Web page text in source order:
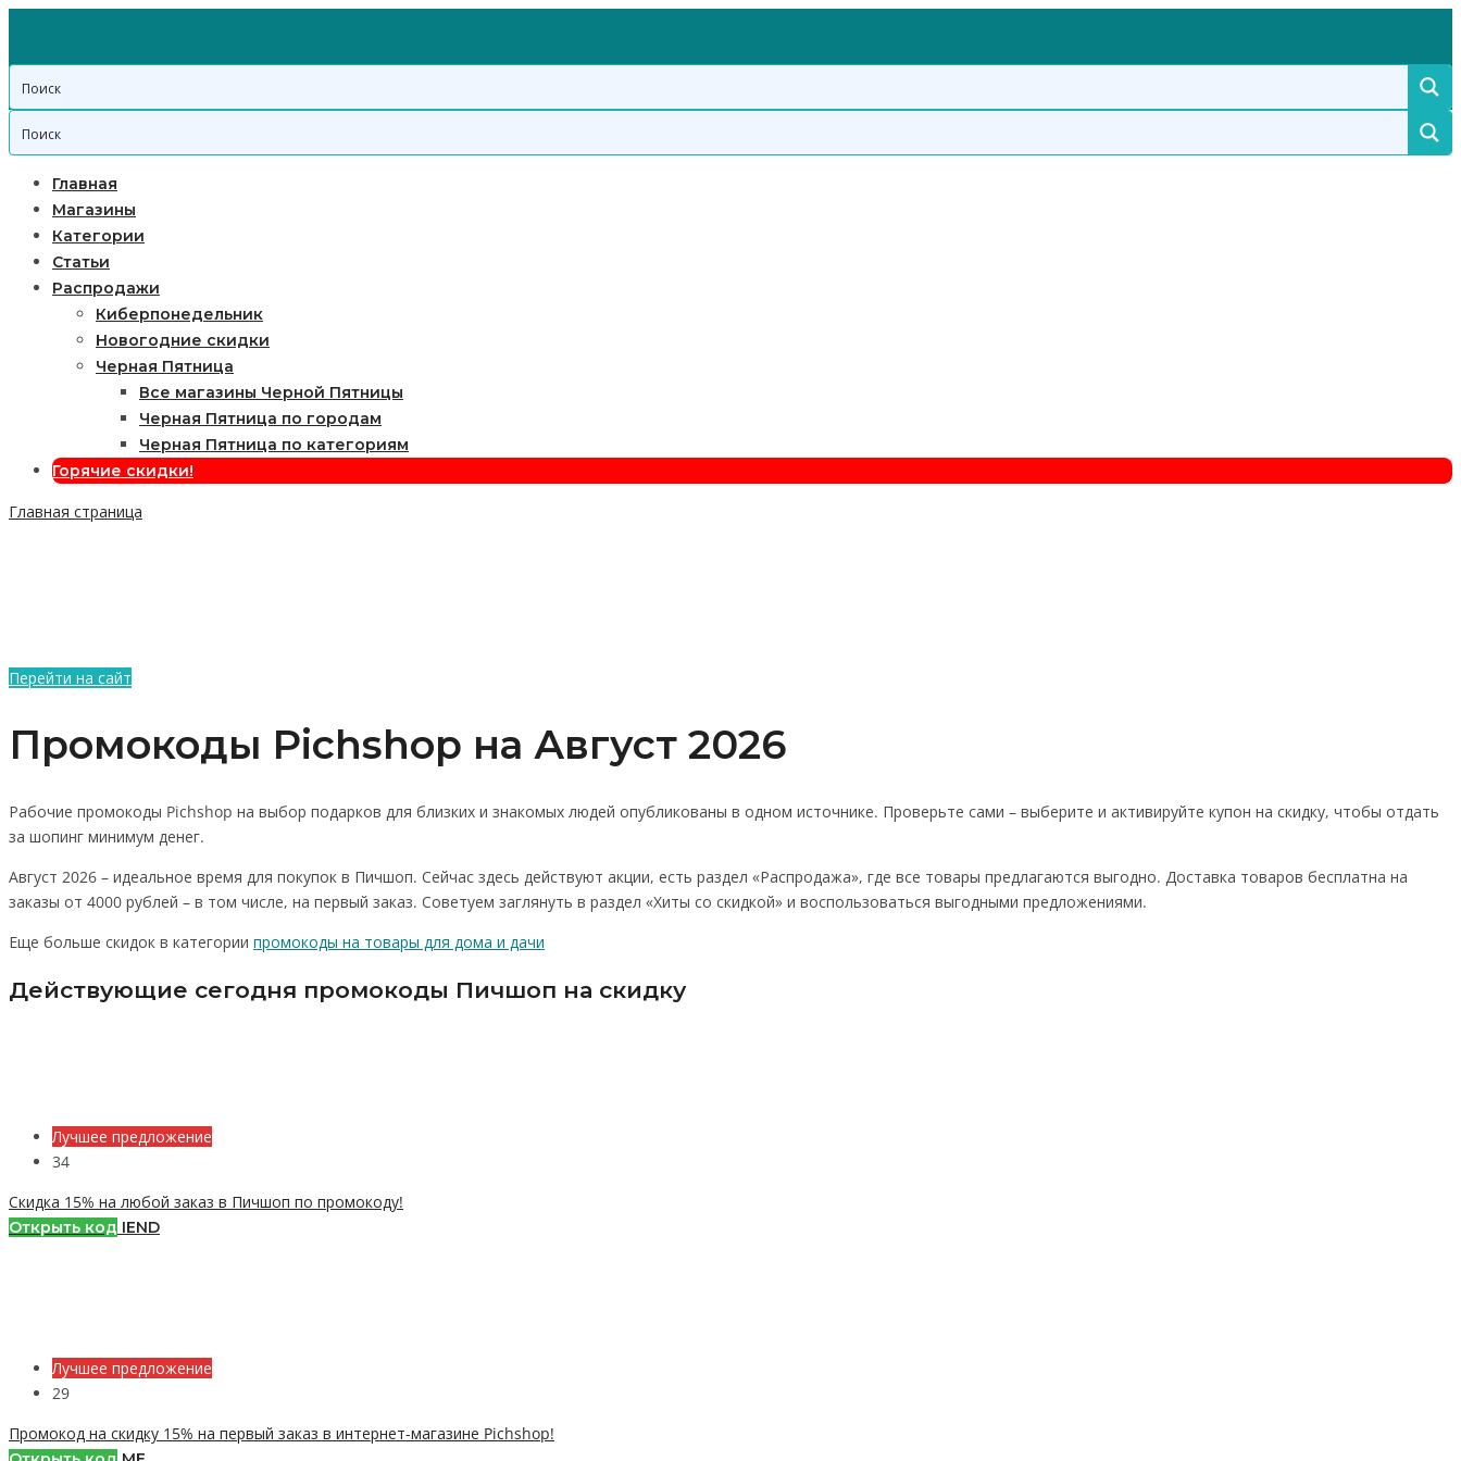
Главная
Магазины
Категории
Статьи
Распродажи
Киберпонедельник
Новогодние скидки
Черная Пятница
Все магазины Черной Пятницы
Черная Пятница по городам
Черная Пятница по категориям
Горячие скидки!
Главная страница
Перейти на сайт
Промокоды Pichshop на Август 2026
Рабочие промокоды Pichshop на выбор подарков для близких и знакомых людей опубликованы в одном источнике. Проверьте сами – выберите и активируйте купон на скидку, чтобы отдать
за шопинг минимум денег.
Август 2026 – идеальное время для покупок в Пичшоп. Сейчас здесь действуют акции, есть раздел «Распродажа», где все товары предлагаются выгодно. Доставка товаров бесплатна на
заказы от 4000 рублей – в том числе, на первый заказ. Советуем заглянуть в раздел «Хиты со скидкой» и воспользоваться выгодными предложениями.
Еще больше скидок в категории промокоды на товары для дома и дачи
Действующие сегодня промокоды Пичшоп на скидку
Лучшее предложение
34
Скидка 15% на любой заказ в Пичшоп по промокоду!
Открыть код IEND
Лучшее предложение
29
Промокод на скидку 15% на первый заказ в интернет-магазине Pichshop!